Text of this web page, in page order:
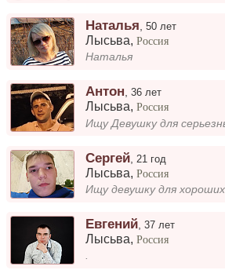
Наталья ,50 лет
Лысьва,Россия
Наталья
Антон,36 лет
Лысьва,Россия
Ищу Девушку для
Сергей 21 год
Лысьва,Россия
Ищу девушку для
Евгений ,37 лет
Лысьва,Россия
.